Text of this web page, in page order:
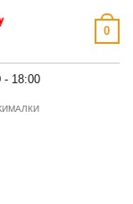
0
- 18:00